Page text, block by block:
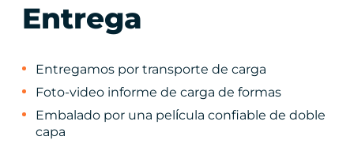
Entrega
Entregamos por transporte de carga
Foto-video informe de carga de formas
Embalado por una película confiable de doble
capa